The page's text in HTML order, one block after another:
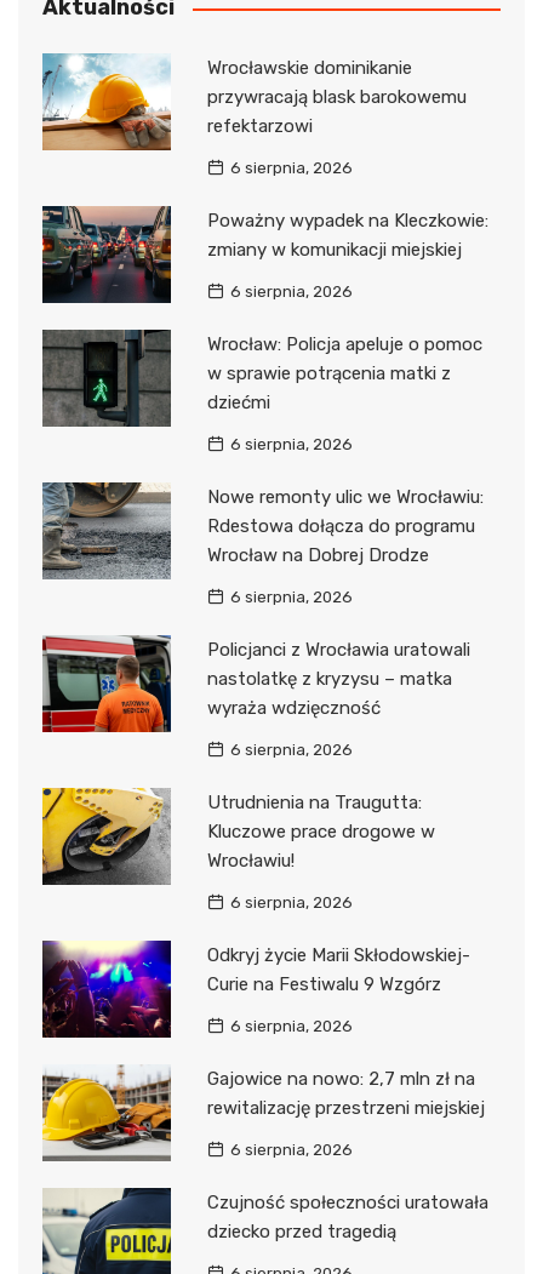
Aktualności
Wrocławskie dominikanie
przywracają blask barokowemu
refektarzowi
6 sierpnia, 2026
Poważny wypadek na Kleczkowie:
zmiany w komunikacji miejskiej
6 sierpnia, 2026
Wrocław: Policja apeluje o pomoc
w sprawie potrącenia matki z
dziećmi
6 sierpnia, 2026
Nowe remonty ulic we Wrocławiu:
Rdestowa dołącza do programu
Wrocław na Dobrej Drodze
6 sierpnia, 2026
Policjanci z Wrocławia uratowali
nastolatkę z kryzysu – matka
wyraża wdzięczność
6 sierpnia, 2026
Utrudnienia na Traugutta:
Kluczowe prace drogowe w
Wrocławiu!
6 sierpnia, 2026
Odkryj życie Marii Skłodowskiej-
Curie na Festiwalu 9 Wzgórz
6 sierpnia, 2026
Gajowice na nowo: 2,7 mln zł na
rewitalizację przestrzeni miejskiej
6 sierpnia, 2026
Czujność społeczności uratowała
dziecko przed tragedią